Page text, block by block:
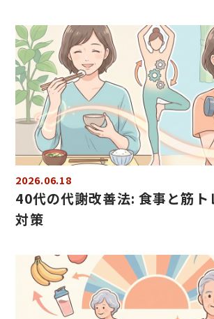
2026.06.18
40代の代謝改善法: 食事と筋ト
対策